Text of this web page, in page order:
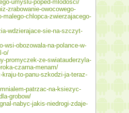
umyslu-poped-mlodosci/
zrabowanie-owocowego-
malego-chlopca-zwierzajacego-
wdzierajace-sie-na-szczyt-
wsi-obozowala-na-polance-w-
o/
promyczek-ze-swiatauderzyla-
czarna-menam/
to-panu-szkodzi-ja-teraz-
patrzac-na-ksiezyc-
grobow/
nabyc-jakis-niedrogi-zdaje-